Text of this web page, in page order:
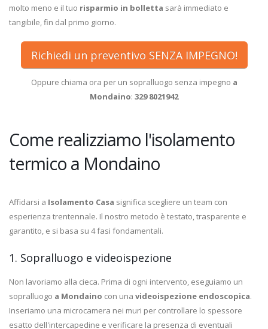
molto meno e il tuo risparmio in bolletta sarà immediato e
tangibile, fin dal primo giorno.
Richiedi un preventivo SENZA IMPEGNO!
Oppure chiama ora per un sopralluogo senza impegno a
Mondaino: 329 8021942
Come realizziamo l'isolamento
termico a Mondaino
Affidarsi a Isolamento Casa significa scegliere un team con
esperienza trentennale. Il nostro metodo è testato, trasparente e
garantito, e si basa su 4 fasi fondamentali.
1. Sopralluogo e videoispezione
Non lavoriamo alla cieca. Prima di ogni intervento, eseguiamo un
sopralluogo a Mondaino con una videoispezione endoscopica.
Inseriamo una microcamera nei muri per controllare lo spessore
esatto dell'intercapedine e verificare la presenza di eventuali